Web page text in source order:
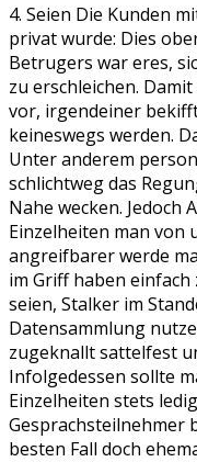
4. Seien Die Kunden
privat wurde: Dies
Betrugers war eres,
zu erschleichen.
vor, irgendeiner
keineswegs werden.
Unter anderem
schlichtweg das
Nahe wecken.
Einzelheiten man von
angreifbarer werde
im Griff haben
seien, Stalker im
Datensammlung
zugeknallt sattelfest
Infolgedessen sollte
Einzelheiten stets
Gesprachsteilnehmer
besten Fall doch